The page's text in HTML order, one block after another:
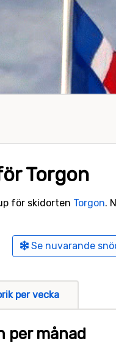
Torgon
för skidorten Torgon.
Se nuvarande
per vecka
per månad